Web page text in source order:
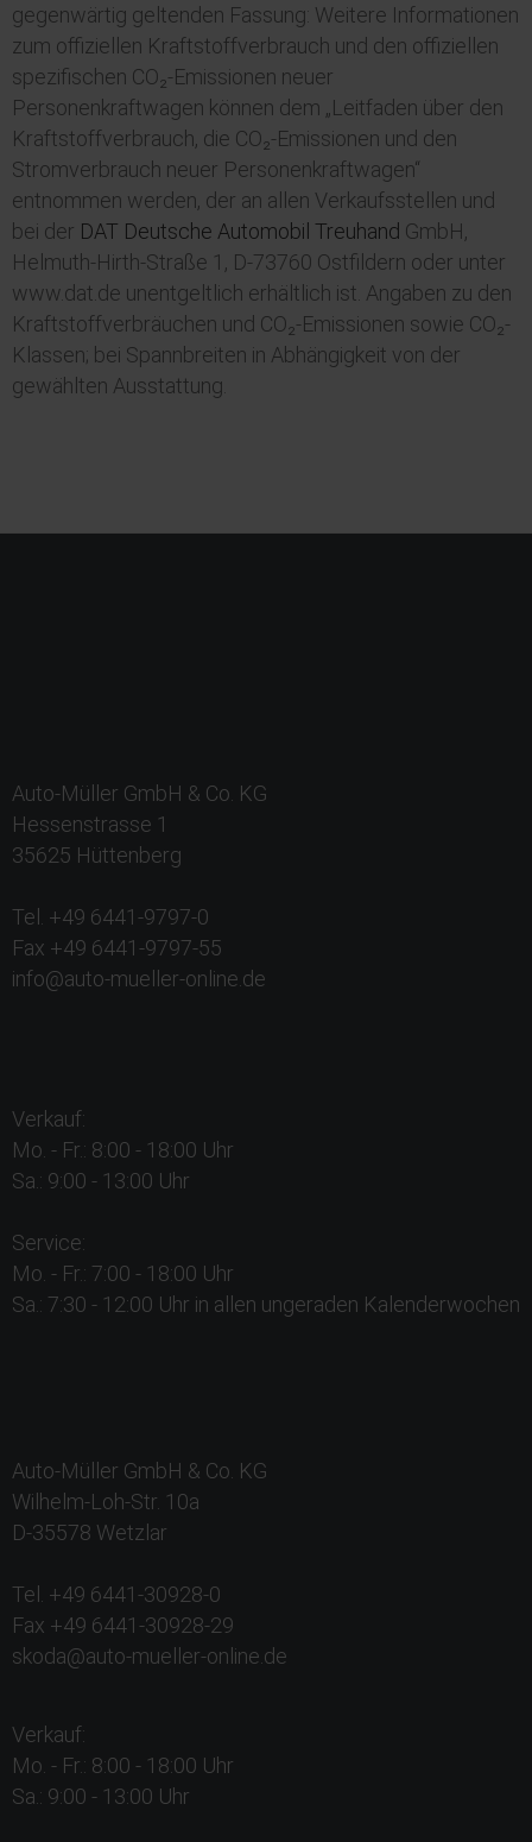
gegenwärtig geltenden Fassung: Weitere Informationen
zum offiziellen Kraftstoffverbrauch und den offiziellen
spezifischen CO₂-Emissionen neuer
Personenkraftwagen können dem „Leitfaden über den
Kraftstoffverbrauch, die CO₂-Emissionen und den
Stromverbrauch neuer Personenkraftwagen“
entnommen werden, der an allen Verkaufsstellen und
bei der DAT Deutsche Automobil Treuhand GmbH,
Helmuth-Hirth-Straße 1, D-73760 Ostfildern oder unter
www.dat.de unentgeltlich erhältlich ist. Angaben zu den
Kraftstoffverbräuchen und CO₂-Emissionen sowie CO₂-
Klassen; bei Spannbreiten in Abhängigkeit von der
gewählten Ausstattung.
Auto-Müller GmbH & Co. KG
Hessenstrasse 1
35625 Hüttenberg
Tel. +49 6441-9797-0
Fax +49 6441-9797-55
info@auto-mueller-online.de
Verkauf:
Mo. - Fr.: 8:00 - 18:00 Uhr
Sa.: 9:00 - 13:00 Uhr
Service:
Mo. - Fr.: 7:00 - 18:00 Uhr
Sa.: 7:30 - 12:00 Uhr in allen ungeraden Kalenderwochen
Auto-Müller GmbH & Co. KG
Wilhelm-Loh-Str. 10a
D-35578 Wetzlar
Tel. +49 6441-30928-0
Fax +49 6441-30928-29
skoda@auto-mueller-online.de
Verkauf:
Mo. - Fr.: 8:00 - 18:00 Uhr
Sa.: 9:00 - 13:00 Uhr